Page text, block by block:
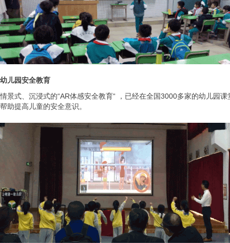
幼儿园安全教育
情景式、沉浸式的“AR体感安全教育“ ，已经在全国3000多家的幼儿园课
帮助提高儿童的安全意识。